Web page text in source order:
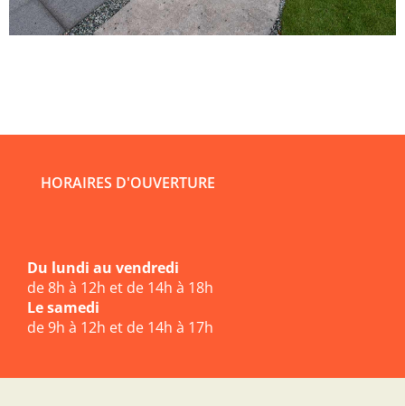
HORAIRES D'OUVERTURE
Du lundi au vendredi
de 8h à 12h et de 14h à 18h
Le samedi
de 9h à 12h et de 14h à 17h